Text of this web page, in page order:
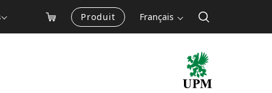
Produit Français